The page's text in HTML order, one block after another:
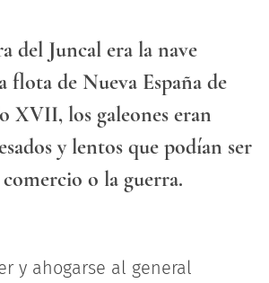
del Juncal era la nave
flota de Nueva España de
XVII, los galeones eran
y lentos que podían ser
comercio o la guerra.
y ahogarse al general